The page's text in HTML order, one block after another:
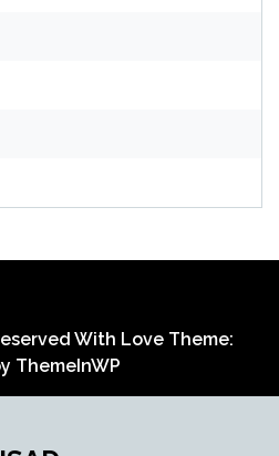
With Love Theme:
ThemeInWP